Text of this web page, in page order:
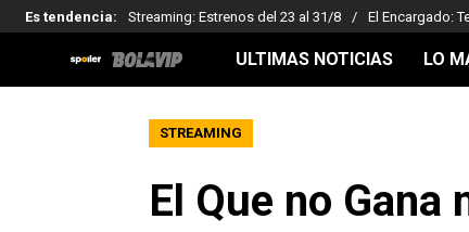
Es tendencia: Streaming: Estrenos del 23 al 31/8 El Encargado:
ULTIMAS NOTICIAS LO
STREAMING
El Que no Gana